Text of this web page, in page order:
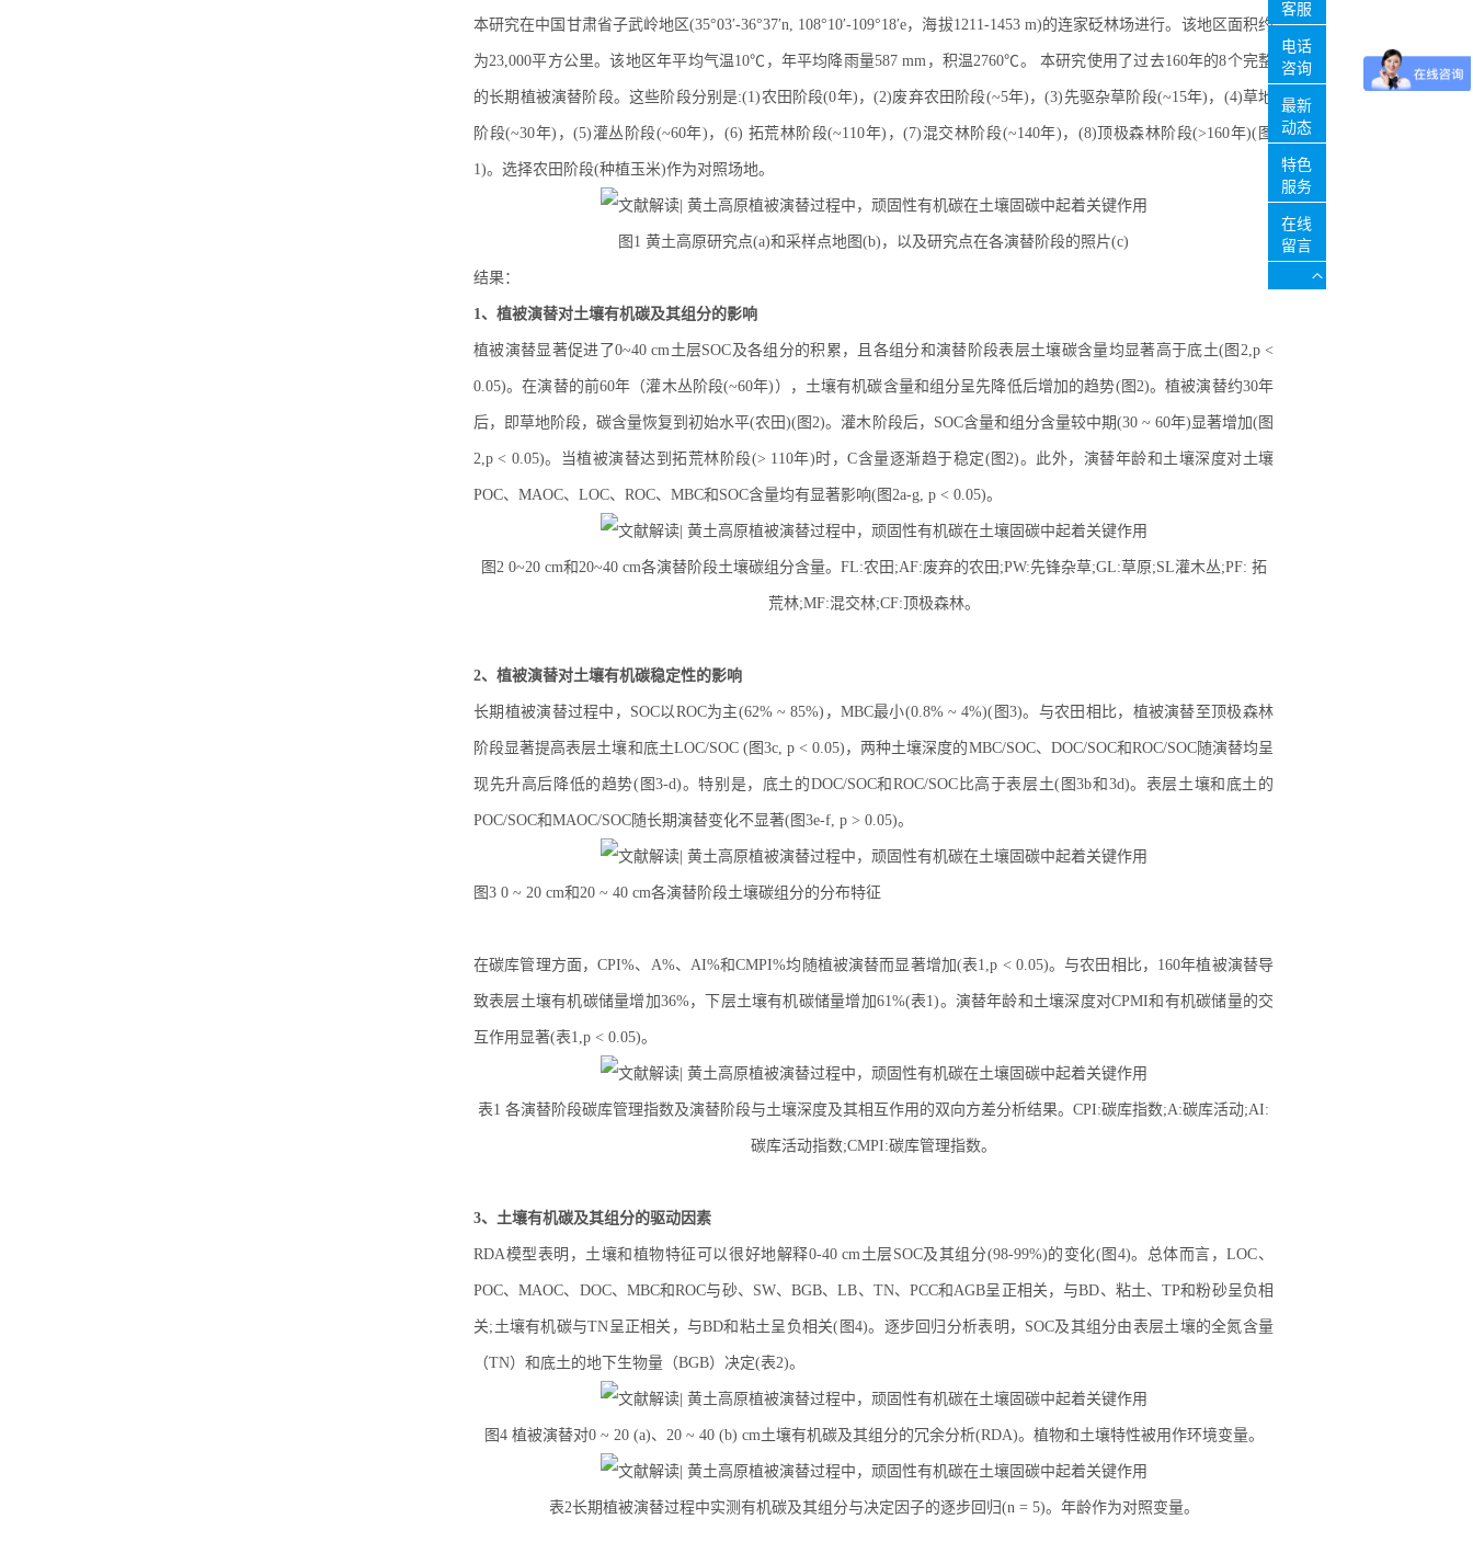
本研究在中国甘肃省子武岭地区(35°03′-36°37′n, 108°10′-109°18′e，海拔1211-1453 m)的连家砭林场进行。该地区面积约
为23,000平方公里。该地区年平均气温10℃，年平均降雨量587 mm，积温2760℃。 本研究使用了过去160年的8个完整
的长期植被演替阶段。这些阶段分别是:(1)农田阶段(0年)，(2)废弃农田阶段(~5年)，(3)先驱杂草阶段(~15年)，(4)草地
阶段(~30年)，(5)灌丛阶段(~60年)，(6) 拓荒林阶段(~110年)，(7)混交林阶段(~140年)，(8)顶极森林阶段(>160年)(图
1)。选择农田阶段(种植玉米)作为对照场地。
图1 黄土高原研究点(a)和采样点地图(b)，以及研究点在各演替阶段的照片(c)
结果：
1、植被演替对土壤有机碳及其组分的影响
植被演替显著促进了0~40 cm土层SOC及各组分的积累，且各组分和演替阶段表层土壤碳含量均显著高于底土(图2,p <
0.05)。在演替的前60年（灌木丛阶段(~60年)），土壤有机碳含量和组分呈先降低后增加的趋势(图2)。植被演替约30年
后，即草地阶段，碳含量恢复到初始水平(农田)(图2)。灌木阶段后，SOC含量和组分含量较中期(30 ~ 60年)显著增加(图
2,p < 0.05)。当植被演替达到拓荒林阶段(> 110年)时，C含量逐渐趋于稳定(图2)。此外，演替年龄和土壤深度对土壤
POC、MAOC、LOC、ROC、MBC和SOC含量均有显著影响(图2a-g, p < 0.05)。
图2 0~20 cm和20~40 cm各演替阶段土壤碳组分含量。FL:农田;AF:废弃的农田;PW:先锋杂草;GL:草原;SL灌木丛;PF: 拓
荒林;MF:混交林;CF:顶极森林。
2、植被演替对土壤有机碳稳定性的影响
长期植被演替过程中，SOC以ROC为主(62% ~ 85%)，MBC最小(0.8% ~ 4%)(图3)。与农田相比，植被演替至顶极森林
阶段显著提高表层土壤和底土LOC/SOC (图3c, p < 0.05)，两种土壤深度的MBC/SOC、DOC/SOC和ROC/SOC随演替均呈
现先升高后降低的趋势(图3-d)。特别是，底土的DOC/SOC和ROC/SOC比高于表层土(图3b和3d)。表层土壤和底土的
POC/SOC和MAOC/SOC随长期演替变化不显著(图3e-f, p > 0.05)。
图3 0 ~ 20 cm和20 ~ 40 cm各演替阶段土壤碳组分的分布特征
在碳库管理方面，CPI%、A%、AI%和CMPI%均随植被演替而显著增加(表1,p < 0.05)。与农田相比，160年植被演替导
致表层土壤有机碳储量增加36%，下层土壤有机碳储量增加61%(表1)。演替年龄和土壤深度对CPMI和有机碳储量的交
互作用显著(表1,p < 0.05)。
表1 各演替阶段碳库管理指数及演替阶段与土壤深度及其相互作用的双向方差分析结果。CPI:碳库指数;A:碳库活动;AI:
碳库活动指数;CMPI:碳库管理指数。
3、土壤有机碳及其组分的驱动因素
RDA模型表明，土壤和植物特征可以很好地解释0-40 cm土层SOC及其组分(98-99%)的变化(图4)。总体而言，LOC、
POC、MAOC、DOC、MBC和ROC与砂、SW、BGB、LB、TN、PCC和AGB呈正相关，与BD、粘土、TP和粉砂呈负相
关;土壤有机碳与TN呈正相关，与BD和粘土呈负相关(图4)。逐步回归分析表明，SOC及其组分由表层土壤的全氮含量
（TN）和底土的地下生物量（BGB）决定(表2)。
图4 植被演替对0 ~ 20 (a)、20 ~ 40 (b) cm土壤有机碳及其组分的冗余分析(RDA)。植物和土壤特性被用作环境变量。
表2长期植被演替过程中实测有机碳及其组分与决定因子的逐步回归(n = 5)。年龄作为对照变量。
客服
电话
咨询
最新
动态
特色
服务
在线
留言